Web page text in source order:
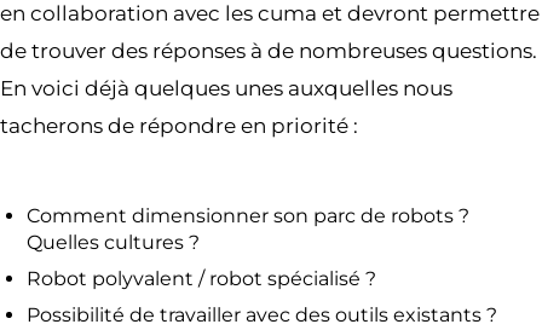
en collaboration avec les cuma et devront permettre
de trouver des réponses à de nombreuses questions.
En voici déjà quelques unes auxquelles nous
tacherons de répondre en priorité :
Comment dimensionner son parc de robots ?
Quelles cultures ?
Robot polyvalent / robot spécialisé ?
Possibilité de travailler avec des outils existants ?